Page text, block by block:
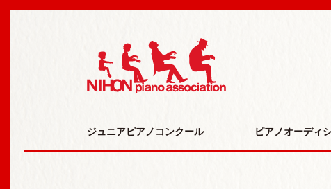
ジュニアピアノコンクール ピアノオーディ